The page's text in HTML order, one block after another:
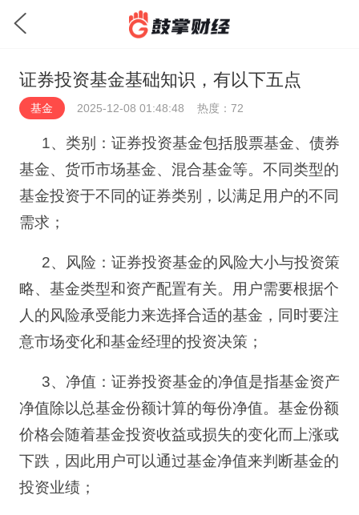
证券投资基金基础知识，有以下五点
基金 2025-12-08 01:48:48 热度：72
1、 类别：证券投资基金包括股票基金、债券
基金、货币市场基金、混合基金等。不同类型的
基金投资于不同的证券类别，以满足用户的不同
需求；
2、
风险：证券投资基金的风险大小与投资策
略、基金类型和资产配置有关。用户需要根据个
人的风险承受能力来选择合适的基金，同时要注
意市场变化和基金经理的投资决策；
3、 净值：证券投资基金的净值是指基金资产
净值除以总基金份额计算的每份净值。基金份额
价格会随着基金投资收益或损失的变化而上涨或
下跌，因此用户可以通过基金净值来判断基金的
投资业绩；